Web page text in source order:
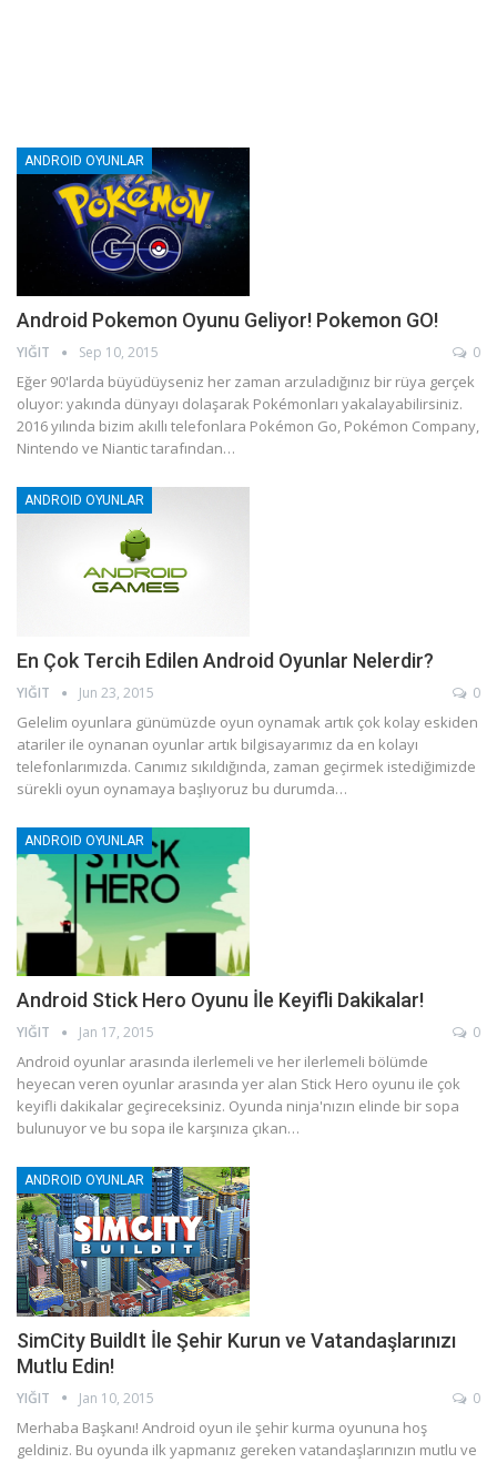
ANDROID OYUNLAR
Android Pokemon Oyunu Geliyor! Pokemon GO!
YIĞIT Sep 10, 2015 0
Eğer 90'larda büyüdüyseniz her zaman arzuladığınız bir rüya gerçek
oluyor: yakında dünyayı dolaşarak Pokémonları yakalayabilirsiniz.
2016 yılında bizim akıllı telefonlara Pokémon Go, Pokémon Company,
Nintendo ve Niantic tarafından…
ANDROID OYUNLAR
En Çok Tercih Edilen Android Oyunlar Nelerdir?
YIĞIT Jun 23, 2015 0
Gelelim oyunlara günümüzde oyun oynamak artık çok kolay eskiden
atariler ile oynanan oyunlar artık bilgisayarımız da en kolayı
telefonlarımızda. Canımız sıkıldığında, zaman geçirmek istediğimizde
sürekli oyun oynamaya başlıyoruz bu durumda…
ANDROID OYUNLAR
Android Stick Hero Oyunu İle Keyifli Dakikalar!
YIĞIT Jan 17, 2015 0
Android oyunlar arasında ilerlemeli ve her ilerlemeli bölümde
heyecan veren oyunlar arasında yer alan Stick Hero oyunu ile çok
keyifli dakikalar geçireceksiniz. Oyunda ninja'nızın elinde bir sopa
bulunuyor ve bu sopa ile karşınıza çıkan…
ANDROID OYUNLAR
SimCity BuildIt İle Şehir Kurun ve Vatandaşlarınızı
Mutlu Edin!
YIĞIT Jan 10, 2015 0
Merhaba Başkanı! Android oyun ile şehir kurma oyununa hoş
geldiniz. Bu oyunda ilk yapmanız gereken vatandaşlarınızın mutlu ve